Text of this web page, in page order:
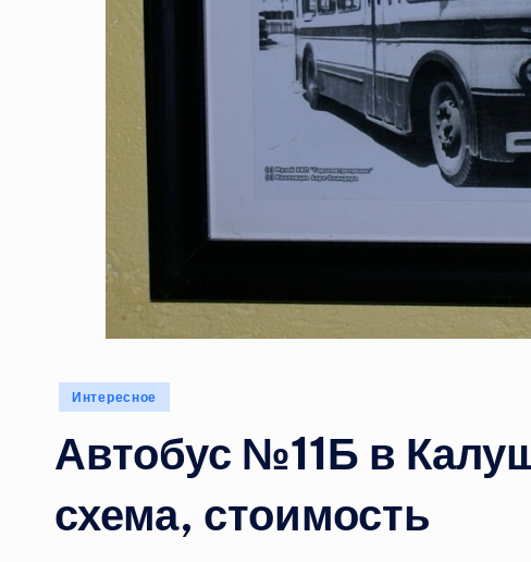
Опубликовано
Интересное
Автобус №11Б в
схема, стоимость